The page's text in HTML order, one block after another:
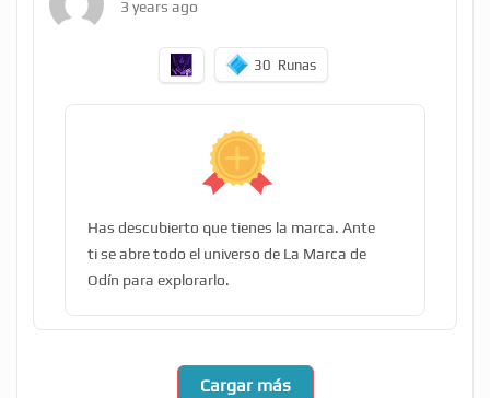
3 years ago
30 Runas
Has descubierto que tienes la marca. Ante
ti se abre todo el universo de La Marca de
Odín para explorarlo.
Cargar más